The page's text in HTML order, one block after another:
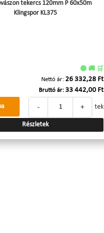
tekercs 120mm P 60x50m
Klingspor KL375
🟢 🚚 🛒
Nettó ár: 26 332,28 Ft
Bruttó ár: 33 442,00 Ft
- + tek
Részletek